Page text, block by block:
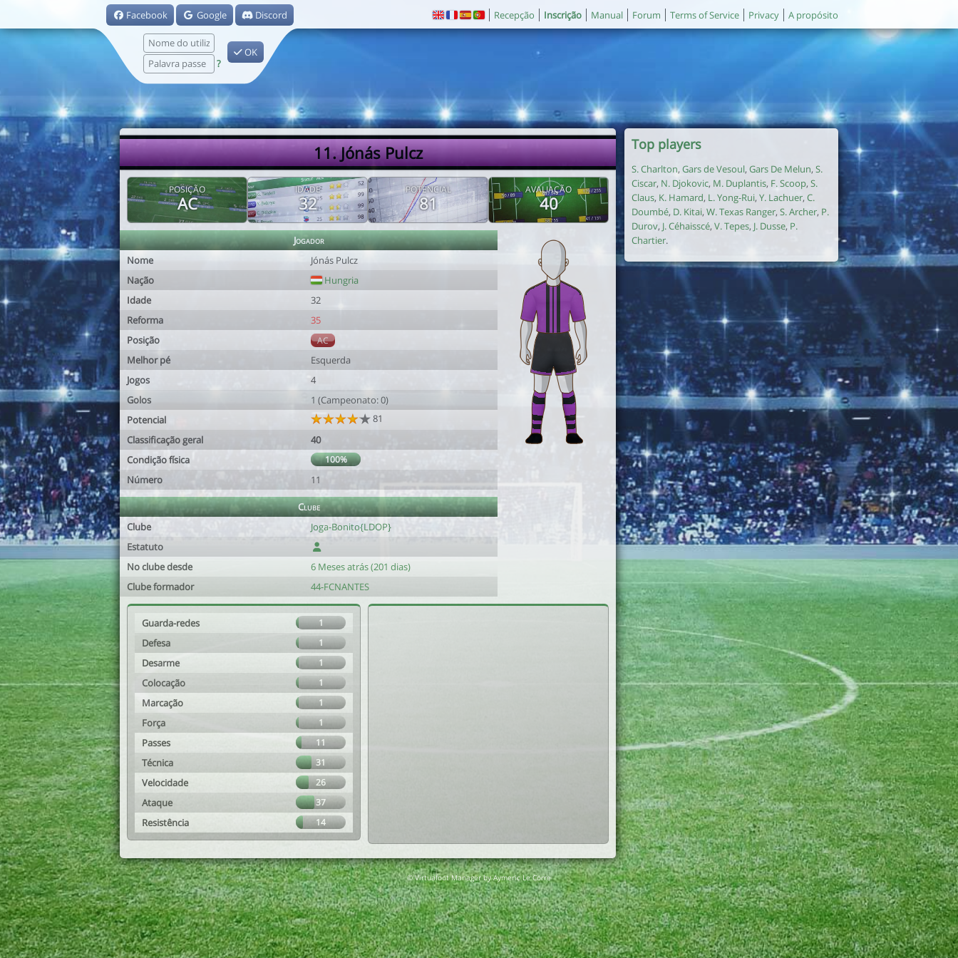
Facebook Google Discord
?
OK
Recepção Inscrição Manual Forum Terms of Service Privacy A propósito
11. Jónás Pulcz
POSIÇÃO
AC
IDADE
32
POTENCIAL
81
AVALIAÇÃO
40
Jogador
Nome
Jónás Pulcz
Nação
Hungria
Idade
32
Reforma
35
Posição
AC
Melhor pé
Esquerda
Jogos
4
Golos
1 (Campeonato: 0)
Potencial
81
Classificação geral
40
Condição física
100%
Número 11
Clube
Clube
Joga-Bonito{LDOP}
Estatuto
No clube desde
6 Meses atrás (201 dias)
Clube formador
44-FCNANTES
Guarda-redes 1
Defesa 1
Desarme 1
Colocação 1
Marcação 1
Força 1
Passes 11
Técnica 31
Velocidade 26
Ataque 37
Resistência 14
Top players
S. Charlton, Gars de Vesoul, Gars De Melun, S.
Ciscar, N. Djokovic, M. Duplantis, F. Scoop, S.
Claus, K. Hamard, L. Yong-Rui, Y. Lachuer, C.
Doumbé, D. Kitai, W. Texas Ranger, S. Archer, P.
Durov, J. Céhaisscé, V. Tepes, J. Dusse, P.
Chartier.
© Virtuafoot Manager by Aymeric Le Corre